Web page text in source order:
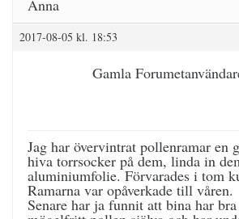
Anna
2017-08-05 kl. 18:53
Gamla
Jag har övervintrat pollenramar en
hiva torrsocker på dem, linda in
aluminiumfolie. Förvarades i tom
Ramarna var opåverkade till våren.
Senare har ja funnit att bina har